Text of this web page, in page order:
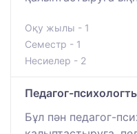
Оқу жылы - 1
Семестр - 1
Несиелер - 2
Педагог-
Бұл пән педагог-